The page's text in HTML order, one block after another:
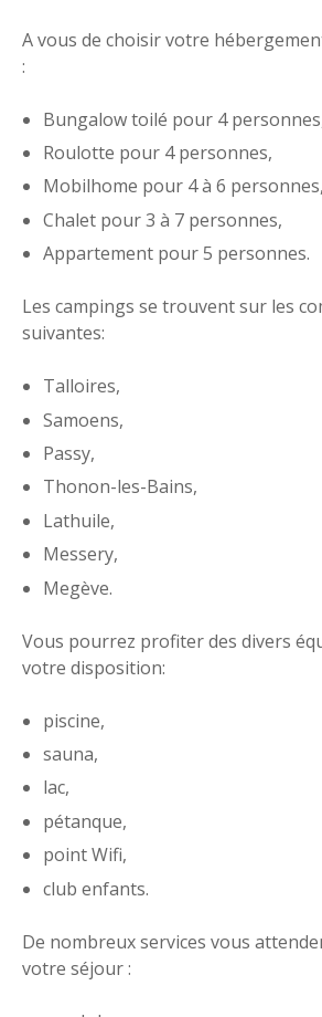
A vous de choisir votre
:
Bungalow toilé pour 4
Roulotte pour 4 personnes,
Mobilhome pour 4 à 6 personnes,
Chalet pour 3 à 7 personnes,
Appartement pour 5 personnes.
Les campings se trouvent sur les
suivantes:
Talloires,
Samoens,
Passy,
Thonon-les-Bains,
Lathuile,
Messery,
Megève.
Vous pourrez profiter des divers
votre disposition:
piscine,
sauna,
lac,
pétanque,
point Wifi,
club enfants.
De nombreux services vous
votre séjour :